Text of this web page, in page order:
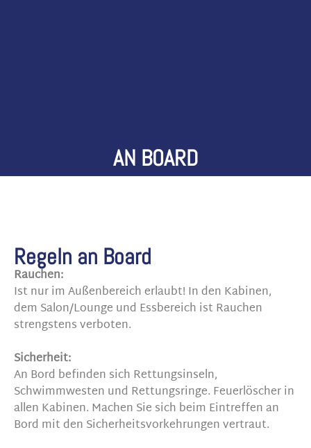
AN BOARD
Regeln an Board
Rauchen:
Ist nur im Außenbereich erlaubt! In den Kabinen,
dem Salon/Lounge und Essbereich ist Rauchen
strengstens verboten.
Sicherheit:
An Bord befinden sich Rettungsinseln,
Schwimmwesten und Rettungsringe. Feuerlöscher in
allen Kabinen. Machen Sie sich beim Eintreffen an
Bord mit den Sicherheitsvorkehrungen vertraut.